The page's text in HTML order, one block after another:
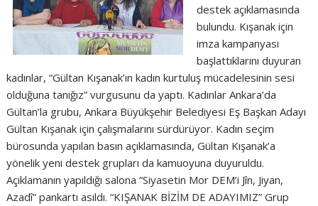
destek açıklamasında
bulundu. Kışanak için
imza kampanyası
başlattıklarını duyuran
kadınlar, “Gültan Kışanak’ın kadın kurtuluş mücadelesinin sesi
olduğuna tanığız” vurgusunu da yaptı. Kadınlar Ankara’da
Gültan’la grubu, Ankara Büyükşehir Belediyesi Eş Başkan Adayı
Gültan Kışanak için çalışmalarını sürdürüyor. Kadın seçim
bürosunda yapılan basın açıklamasında, Gültan Kışanak’a
yönelik yeni destek grupları da kamuoyuna duyuruldu.
Açıklamanın yapıldığı salona “Siyasetin Mor DEM’i Jîn, Jiyan,
Azadî” pankartı asıldı. “KIŞANAK BİZİM DE ADAYIMIZ” Grup